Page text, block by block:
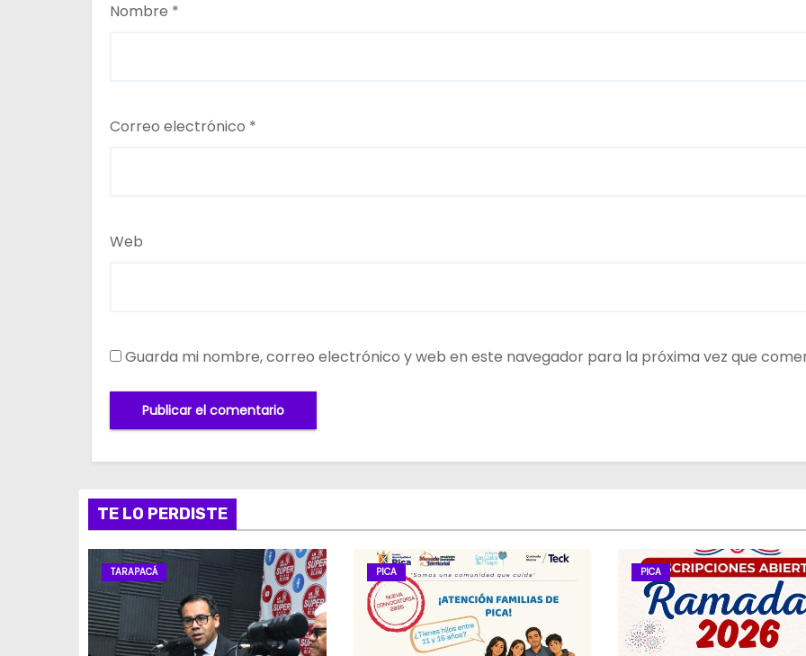
Nombre *
Correo electrónico *
Web
Guarda mi nombre, correo electrónico y web en este navegador para la próxima vez que
TE LO PERDISTE
TARAPACÁ PICA PICA